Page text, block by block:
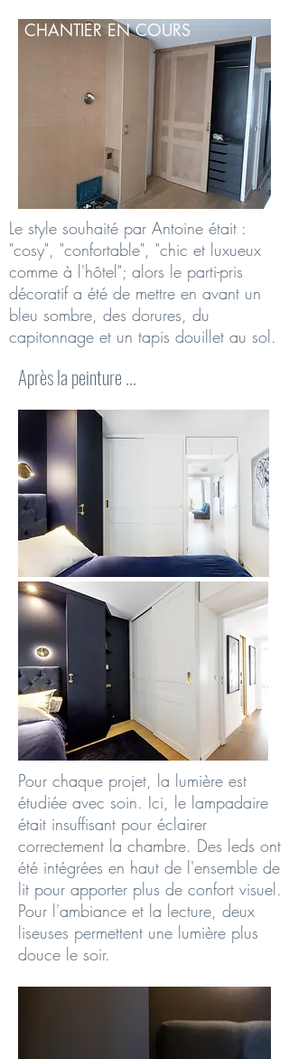
CHANTIER EN COURS
Le style souhaité par Antoine était :
"cosy", "confortable", "chic et luxueux
comme à l'hôtel"; alors le parti-pris
décoratif a été de mettre en avant un
bleu sombre, des dorures, du
capitonnage et un tapis douillet au sol.
Après la peinture ...
Pour chaque projet, la lumière est
étudiée avec soin. Ici, le lampadaire
était insuffisant pour éclairer
correctement la chambre. Des leds ont
été intégrées en haut de l'ensemble de
lit pour apporter plus de confort visuel.
Pour l'ambiance et la lecture, deux
liseuses permettent une lumière plus
douce le soir.